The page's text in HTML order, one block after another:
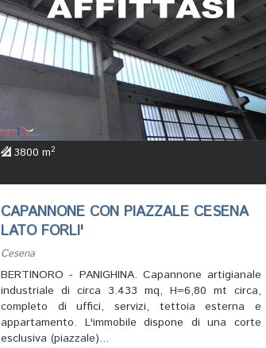
3800 m2
CAPANNONE CON PIAZZALE CESENA
LATO FORLI'
Cesena
BERTINORO - PANIGHINA. Capannone artigianale
industriale di circa 3.433 mq, H=6,80 mt circa,
completo di uffici, servizi, tettoia esterna e
appartamento. L'immobile dispone di una corte
esclusiva (piazzale)...